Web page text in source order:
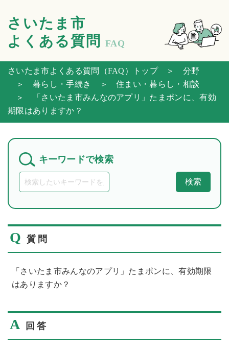
さいたま市
よくある質問
FAQ
さいたま市よくある質問（FAQ）トップ＞ 分野
＞ 暮らし・手続き
＞ 住まい・暮らし・相談
＞ 「さいたま市みんなのアプリ」たまポンに、有効
期限はありますか？
キーワードで検索
検索
Q 質問
「さいたま市みんなのアプリ」たまポンに、有効期限
はありますか？
A 回答